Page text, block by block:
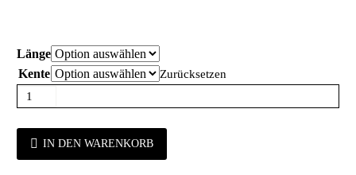
Länge
Kente
Zurücksetzen
IN DEN WARENKORB